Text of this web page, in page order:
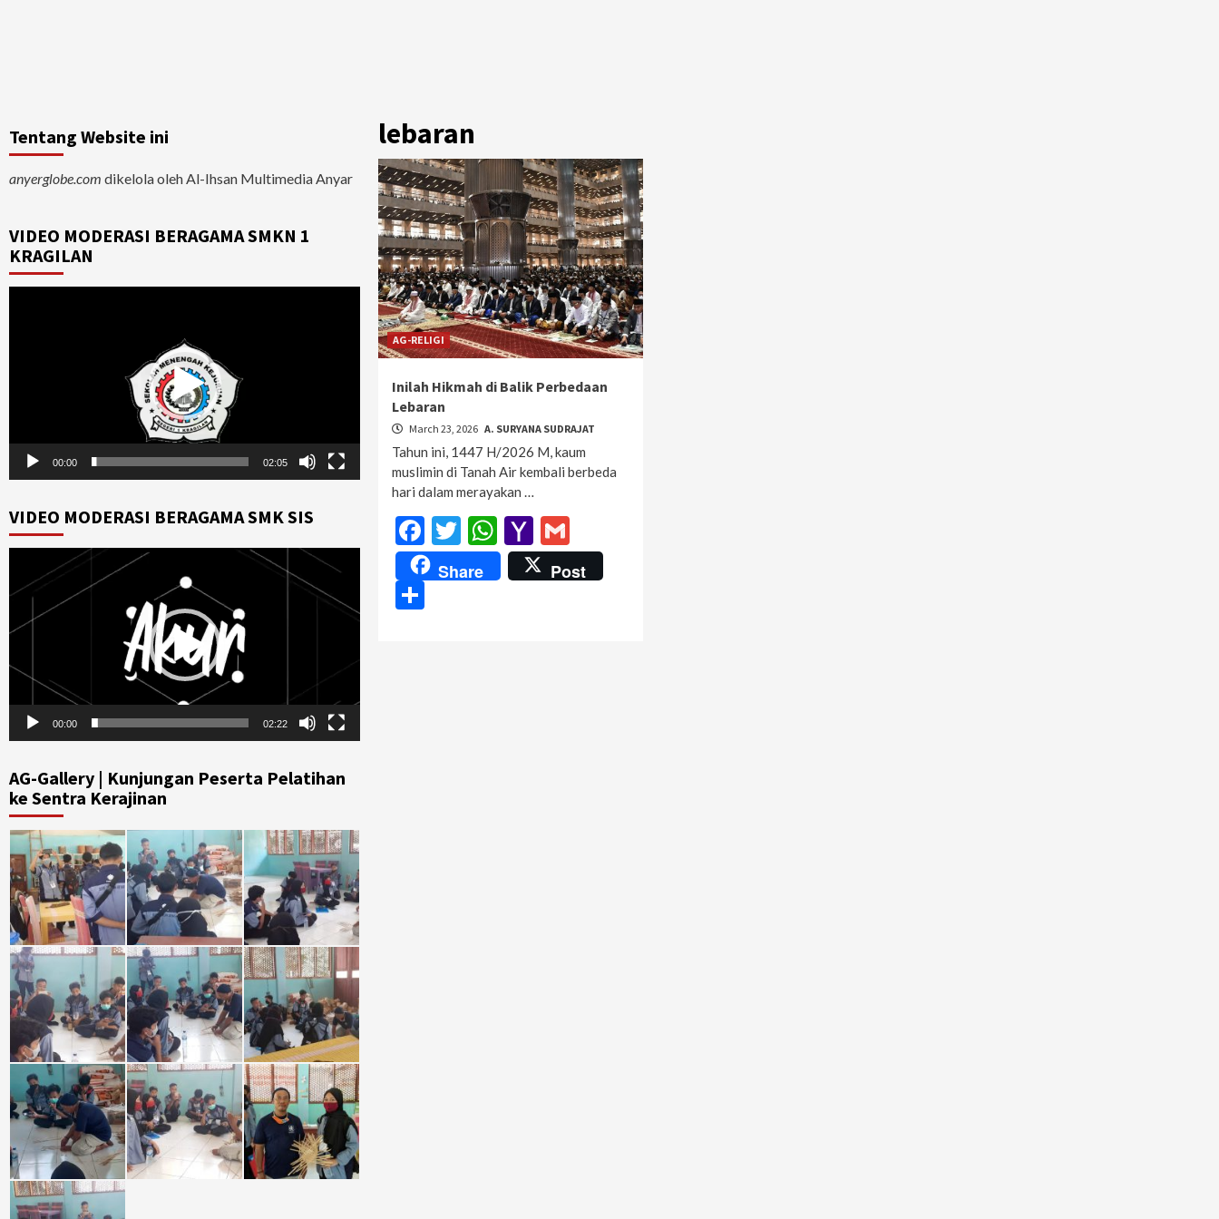
lebaran
AG-RELIGI
Inilah Hikmah di Balik Perbedaan
Lebaran
March 23, 2026 A. SURYANA SUDRAJAT
Tahun ini, 1447 H/2026 M, kaum
muslimin di Tanah Air kembali berbeda
hari dalam merayakan …
Facebook
Twitter
WhatsApp
Yahoo
Mail
Share Post
Tentang Website ini
anyerglobe.com dikelola oleh Al-Ihsan Multimedia Anyar
VIDEO MODERASI BERAGAMA SMKN 1
KRAGILAN
00:00 02:05
VIDEO MODERASI BERAGAMA SMK SIS
Player
00:00 02:22
AG-Gallery | Kunjungan Peserta Pelatihan
ke Sentra Kerajinan